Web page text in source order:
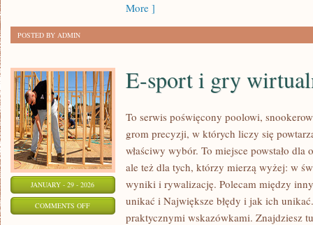
More ]
POSTED BY ADMIN
JANUARY - 29 - 2026
COMMENTS OFFON
E-sport i gry
To serwis poświęcony poolowi,
grom precyzji, w których liczy się
właściwy wybór. To miejsce powstało
ale też dla tych, którzy mierzą wyżej: w
wyniki i rywalizację. Polecam między
unikać i Największe błędy i jak ich
praktycznymi wskazówkami. Znajdziesz